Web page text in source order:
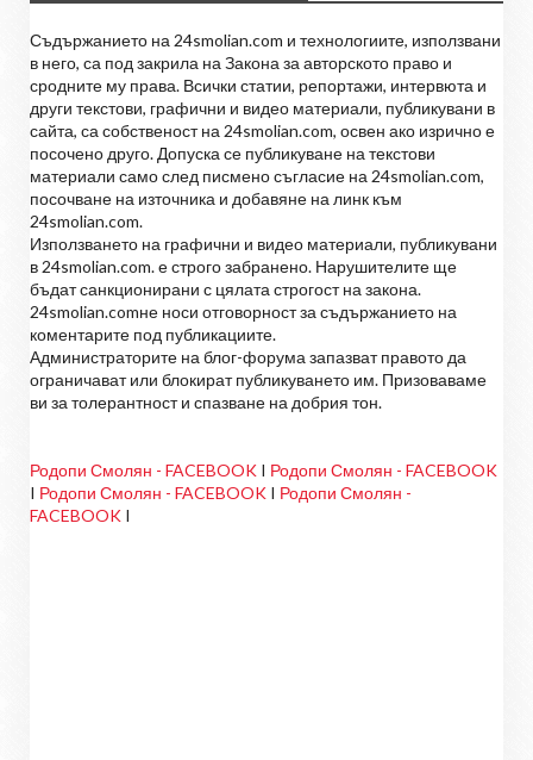
Съдържанието на 24smolian.com и технологиите, използвани
в него, са под закрила на Закона за авторското право и
сродните му права. Всички статии, репортажи, интервюта и
други текстови, графични и видео материали, публикувани в
сайта, са собственост на 24smolian.com, освен ако изрично е
посочено друго. Допуска се публикуване на текстови
материали само след писмено съгласие на 24smolian.com,
посочване на източника и добавяне на линк към
24smolian.com.
Използването на графични и видео материали, публикувани
в 24smolian.com. е строго забранено. Нарушителите ще
бъдат санкционирани с цялата строгост на закона.
24smolian.comне носи отговорност за съдържанието на
коментарите под публикациите.
Администраторите на блог-форума запазват правото да
ограничават или блокират публикуването им. Призоваваме
ви за толерантност и спазване на добрия тон.
Родопи Смолян - FACEBOOK I Родопи Смолян - FACEBOOK
I Родопи Смолян - FACEBOOK I Родопи Смолян -
FACEBOOK I